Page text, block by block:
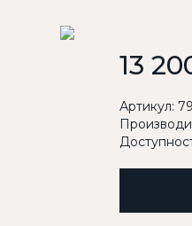
13
Артикул: